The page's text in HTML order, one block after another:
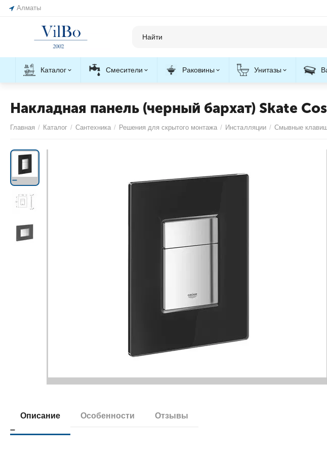
Алматы
Каталог Смесители Раковины Унитазы
Накладная панель (черный бархат) Skate
Главная / Каталог / Сантехника / Решения для скрытого монтажа / Инсталляции / Смывные
Описание Особенности Отзывы